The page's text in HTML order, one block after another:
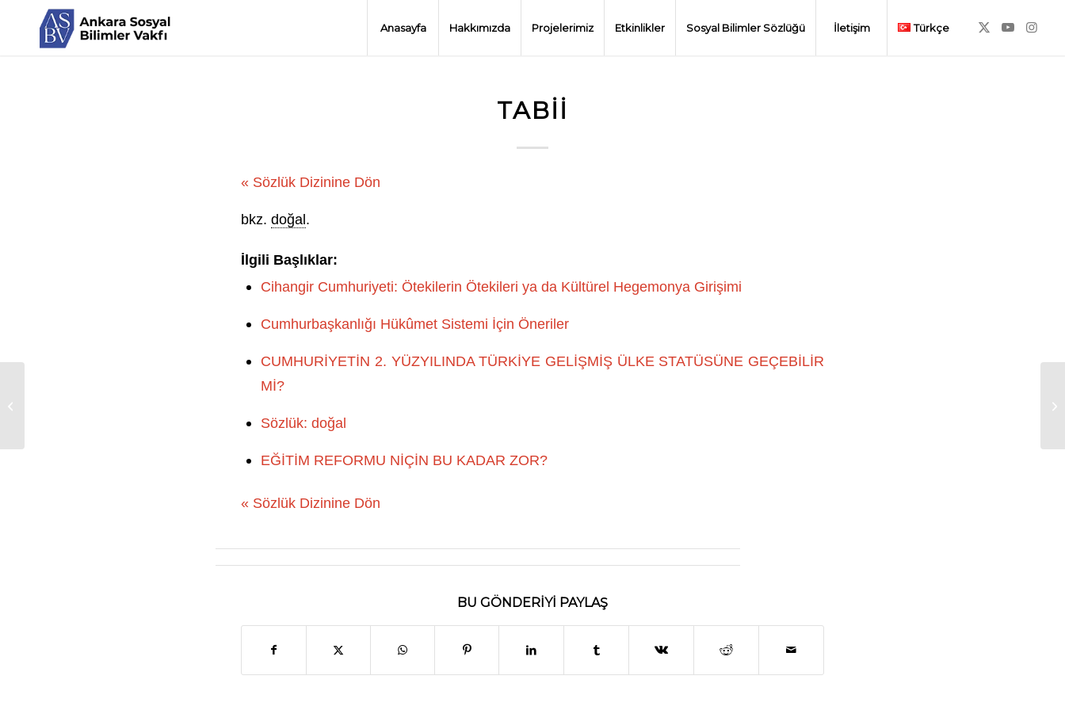
Anasayfa Hakkımızda Projelerimiz Etkinlikler Sosyal Bilimler Sözlüğü İletişim Türkçe
TABII
« Sözlük Dizinine Dön
bkz. doğal.
İlgili Başlıklar:
Cihangir Cumhuriyeti: Ötekilerin Ötekileri ya da Kültürel Hegemonya Girişimi
Cumhurbaşkanlığı Hükûmet Sistemi İçin Öneriler
CUMHURİYETİN 2. YÜZYILINDA TÜRKİYE GELİŞMİŞ ÜLKE STATÜSÜNE GEÇEBİLİR
Mİ?
Sözlük: doğal
EĞİTİM REFORMU NİÇİN BU KADAR ZOR?
« Sözlük Dizinine Dön
BU GÖNDERIYI PAYLAŞ